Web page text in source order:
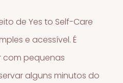
de Yes to Self-Care
e acessível. É
pequenas
alguns minutos do